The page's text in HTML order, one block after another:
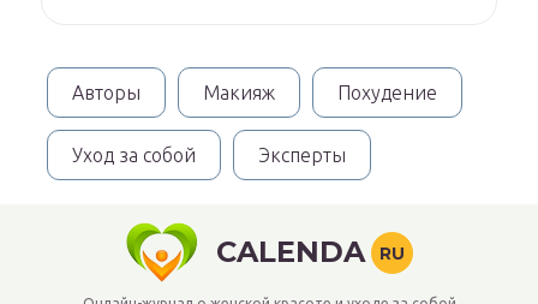
Авторы Макияж Похудение
Уход за собой Эксперты
CALENDA RU